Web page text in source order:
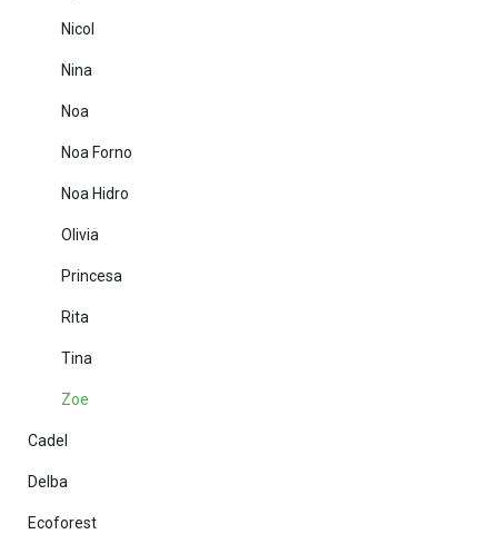
Nicol
Nina
Noa
Noa Forno
Noa Hidro
Olivia
Princesa
Rita
Tina
Zoe
Cadel
Delba
Ecoforest